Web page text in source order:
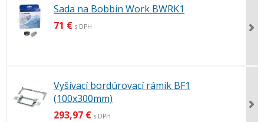
Sada na Bobbin Work BWRK1
71 € s DPH
Vyšívací bordúrovací rámik BF1
(100x300mm)
293,97 € s DPH